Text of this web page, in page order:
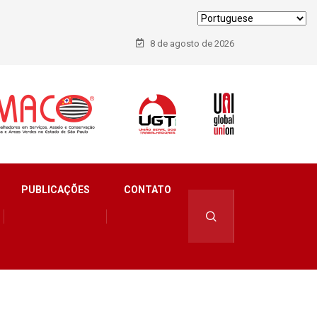
8 de agosto de 2026
PUBLICAÇÕES CONTATO